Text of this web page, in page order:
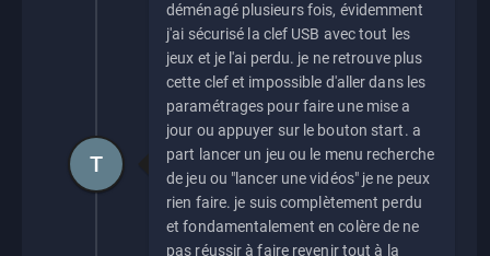
déménagé plusieurs fois, évidemment
j'ai sécurisé la clef USB avec tout les
jeux et je l'ai perdu. je ne retrouve plus
cette clef et impossible d'aller dans les
paramétrages pour faire une mise a
jour ou appuyer sur le bouton start. a
part lancer un jeu ou le menu recherche
de jeu ou "lancer une vidéos" je ne peux
rien faire. je suis complètement perdu
et fondamentalement en colère de ne
pas réussir à faire revenir tout à la
T